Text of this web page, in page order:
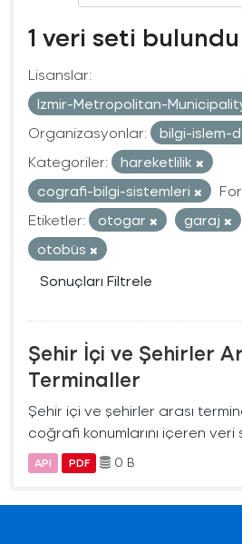
1 veri seti bulundu
Lisanslar:
Izmir-Metropolitan-
Organizasyonlar:
bilgi-islem-
Kategoriler:
hareketlilik
cografi-bilgi-sistemleri
Etiketler:
otogar garaj
otobüs
Sonuçları Filtrele
Şehir İçi ve Şehirler
Terminaller
Şehir içi ve şehirler arası
coğrafi konumlarını içeren veri
API PDF 0 B